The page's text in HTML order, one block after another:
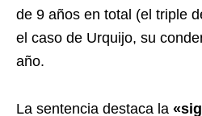
de 9 años en total (el triple
el caso de Urquijo, su
año.
La sentencia destaca la